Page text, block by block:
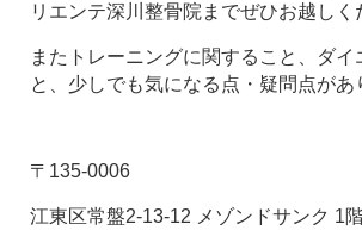
リエンテ深川整骨院までぜひお越しく
またトレーニングに関すること、ダ
と、少しでも気になる点・疑問点が
〒135-0006
江東区常盤2-13-12 メゾンドサンク 1